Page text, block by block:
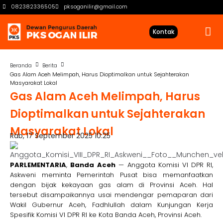
082382336505 pksoganilir@gmail.com
Kontak
Beranda
Berita
Gas Alam Aceh Melimpah, Harus Dioptimalkan untuk Sejahterakan
Masyarakat Lokal
Gas Alam Aceh Melimpah, Harus
Dioptimalkan untuk Sejahterakan
Masyarakat Lokal
Rab, 17 September 2025 10:25
PARLEMENTARIA, Banda Aceh — Anggota Komisi VI DPR RI,
Askweni meminta Pemerintah Pusat bisa memanfaatkan
dengan bijak kekayaan gas alam di Provinsi Aceh. Hal
tersebut disampaikannya usai mendengar pemaparan dari
Wakil Gubernur Aceh, Fadhlullah dalam Kunjungan Kerja
Spesifik Komisi VI DPR RI ke Kota Banda Aceh, Provinsi Aceh.